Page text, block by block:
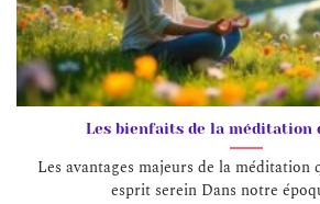
Les bienfaits de la méditation
Les avantages majeurs de la
esprit serein Dans notre